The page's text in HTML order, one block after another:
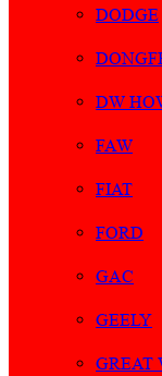
DODGE
DW
FAW
FIAT
FORD
GAC
GEELY
GREAT